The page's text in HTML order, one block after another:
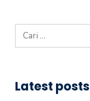
Cari
untuk:
Latest posts